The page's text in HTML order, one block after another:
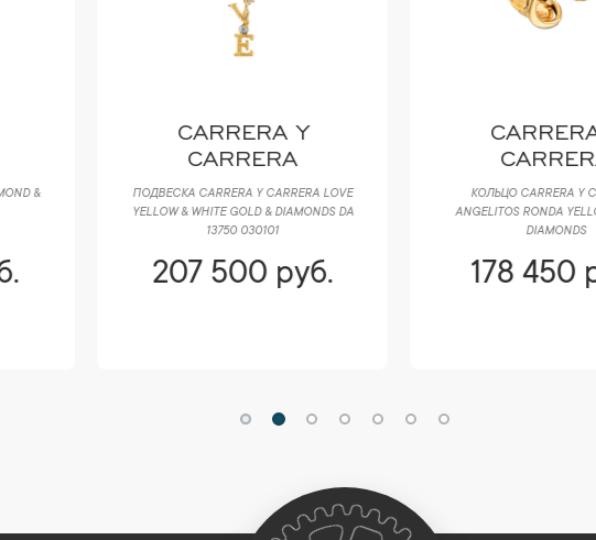
CARRERA Y
CARRERA
ПОДВЕСКА CARRERA Y CARRERA LOVE
YELLOW & WHITE GOLD & DIAMONDS DA
13750 030101
207 500 руб.
CARRERA Y
CARRERA
КОЛЬЦО CARRERA Y CARRERA
ANGELITOS RONDA YELLOW GOLD &
178 450 руб.